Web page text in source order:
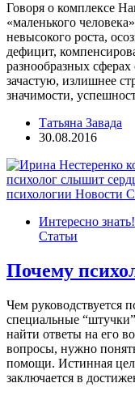
Говоря о комплексе
«маленького
невысокого роста,
дефицит,
разнообразных
зачастую, излишнее
значимости,
Татьяна Завада
30.08.2016
Интересно знать!
Статьи
Почему
Чем руководствуется
специальные
найти ответы на его
вопросы, нужно
помощи. Истинная
заключается в